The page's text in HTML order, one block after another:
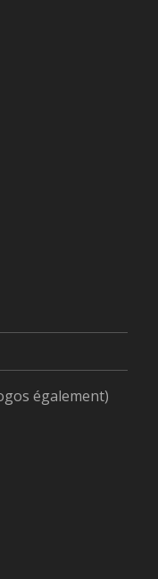
également)